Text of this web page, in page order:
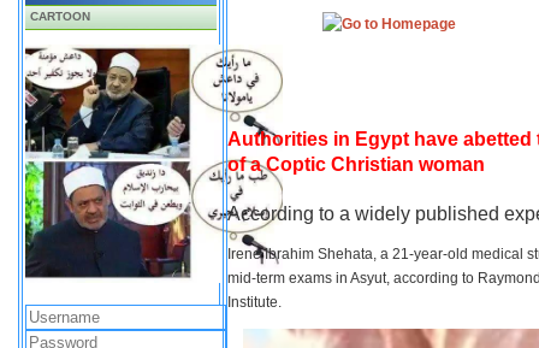
CARTOON
Authorities in Egypt have
of a Coptic Christian woman
According to a widely published
Irene Ibrahim Shehata, a 21-year-old medical
mid-term exams in Asyut, according to
Institute.